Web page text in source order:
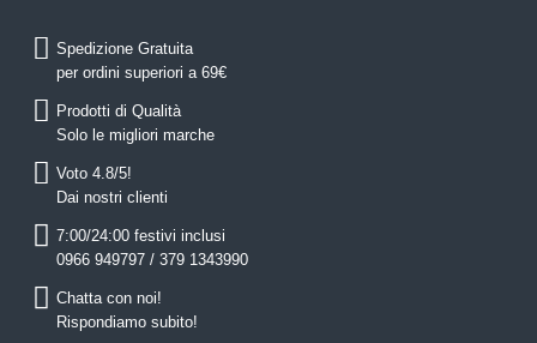
Spedizione Gratuita
per ordini superiori a 69€
Prodotti di Qualità
Solo le migliori marche
Voto 4.8/5!
Dai nostri clienti
7:00/24:00 festivi inclusi
0966 949797 / 379 1343990
Chatta con noi!
Rispondiamo subito!